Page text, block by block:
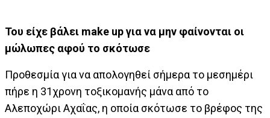
Του είχε βάλει make up για να μην φαίνονται οι
μώλωπες αφού το σκότωσε
Προθεσμία για να απολογηθεί σήμερα το μεσημέρι
πήρε η 31χρονη τοξικομανής μάνα από το
Αλεποχώρι Αχαΐας, η οποία σκότωσε το βρέφος της